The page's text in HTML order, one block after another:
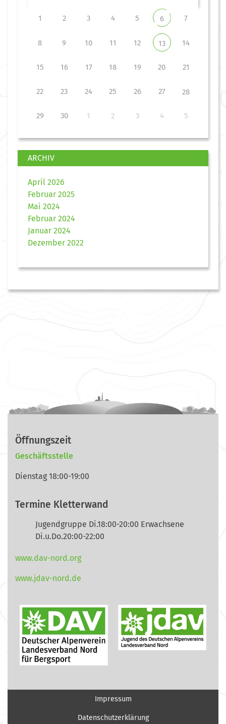
1 2 3 4 5 6 7
8 9 10 11 12 13 14
15 16 17 18 19 20 21
22 23 24 25 26 27 28
29 30 1 2 3 4 5
ARCHIV
April 2026
Februar 2025
Mai 2024
Februar 2024
Januar 2024
Dezember 2022
Öffnungszeit
Geschäftsstelle
Dienstag 18:00-19:00
Termine Kletterwand
Jugendgruppe Di.18:00-20:00 Erwachsene
Di.u.Do.20:00-22:00
www.dav-nord.org
www.jdav-nord.de
Impressum
Datenschutzerklärung